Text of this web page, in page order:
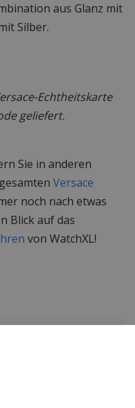
aus Glanz mit
Silber.
Echtheitskarte
geliefert.
Sie in anderen
Versace
noch nach etwas
Blick auf das
von WatchXL!